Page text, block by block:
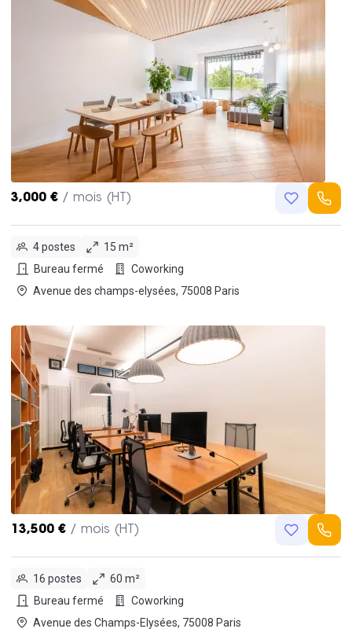
3,000 € / mois (HT)
4 postes
15 m²
Bureau fermé
Coworking
Avenue des champs-elysées, 75008 Paris
13,500 € / mois (HT)
16 postes
60 m²
Bureau fermé
Coworking
Avenue des Champs-Elysées, 75008 Paris